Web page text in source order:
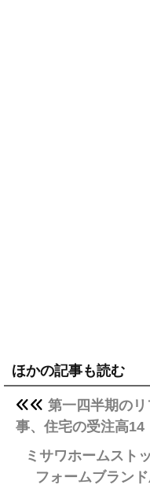
ほかの記事も読む
第一四半期の
事、住宅の受注高14
ミサワホームスト
フォームブラン